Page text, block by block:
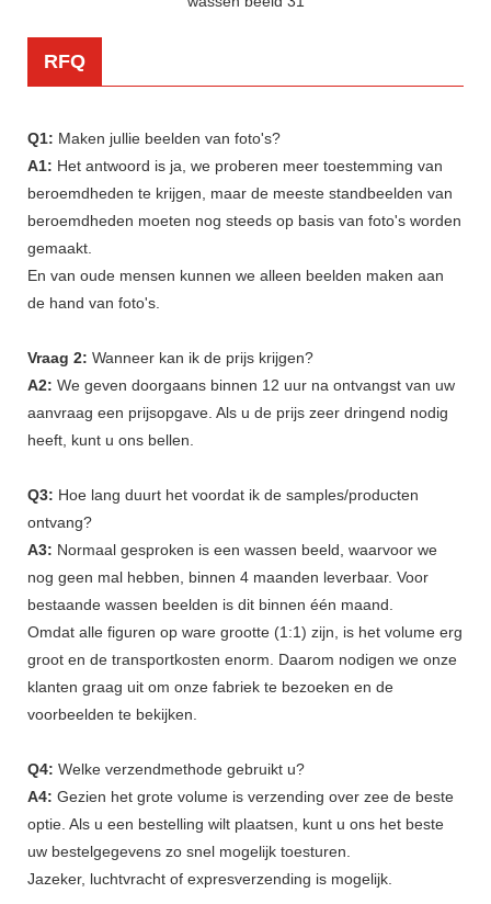
RFQ
Q1: Maken jullie beelden van foto's?
A1: Het antwoord is ja, we proberen meer toestemming van
beroemdheden te krijgen, maar de meeste standbeelden van
beroemdheden moeten nog steeds op basis van foto's worden
gemaakt.
En van oude mensen kunnen we alleen beelden maken aan
de hand van foto's.
Vraag 2: Wanneer kan ik de prijs krijgen?
A2: We geven doorgaans binnen 12 uur na ontvangst van uw
aanvraag een prijsopgave. Als u de prijs zeer dringend nodig
heeft, kunt u ons bellen.
Q3: Hoe lang duurt het voordat ik de samples/producten
ontvang?
A3: Normaal gesproken is een wassen beeld, waarvoor we
nog geen mal hebben, binnen 4 maanden leverbaar. Voor
bestaande wassen beelden is dit binnen één maand.
Omdat alle figuren op ware grootte (1:1) zijn, is het volume erg
groot en de transportkosten enorm. Daarom nodigen we onze
klanten graag uit om onze fabriek te bezoeken en de
voorbeelden te bekijken.
Q4: Welke verzendmethode gebruikt u?
A4: Gezien het grote volume is verzending over zee de beste
optie. Als u een bestelling wilt plaatsen, kunt u ons het beste
uw bestelgegevens zo snel mogelijk toesturen.
Jazeker, luchtvracht of expresverzending is mogelijk.